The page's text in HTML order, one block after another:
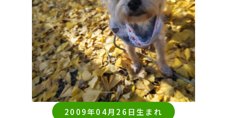
2009年04月26日生まれ